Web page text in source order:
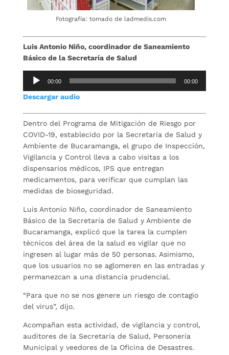
Fotografía: tomado de ladmedis.com
Luis Antonio Niño, coordinador de Saneamiento
Básico de la Secretaría de Salud
Reproductor
audio
00:00 00:00
Descargar audio
Dentro del Programa de Mitigación de Riesgo por
COVID-19, establecido por la Secretaría de Salud y
Ambiente de Bucaramanga, el grupo de Inspección,
Vigilancia y Control lleva a cabo visitas a los
dispensarios médicos, IPS que entregan
medicamentos, para verificar que cumplan las
medidas de bioseguridad.
Luis Antonio Niño, coordinador de Saneamiento
Básico de la Secretaría de Salud y Ambiente de
Bucaramanga, explicó que la tarea la cumplen
técnicos del área de la salud es vigilar que no
ingresen al lugar más de 50 personas. Asimismo,
que los usuarios no se aglomeren en las entradas y
permanezcan a una distancia prudencial.
“Para que no se nos genere un riesgo de contagio
del virus”, dijo.
Acompañan esta actividad, de vigilancia y control,
auditores de la Secretaría de Salud, Personería
Municipal y veedores de la Oficina de Desastres.